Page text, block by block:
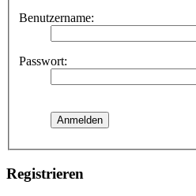
Benutzername:
Passwort:
Registrieren